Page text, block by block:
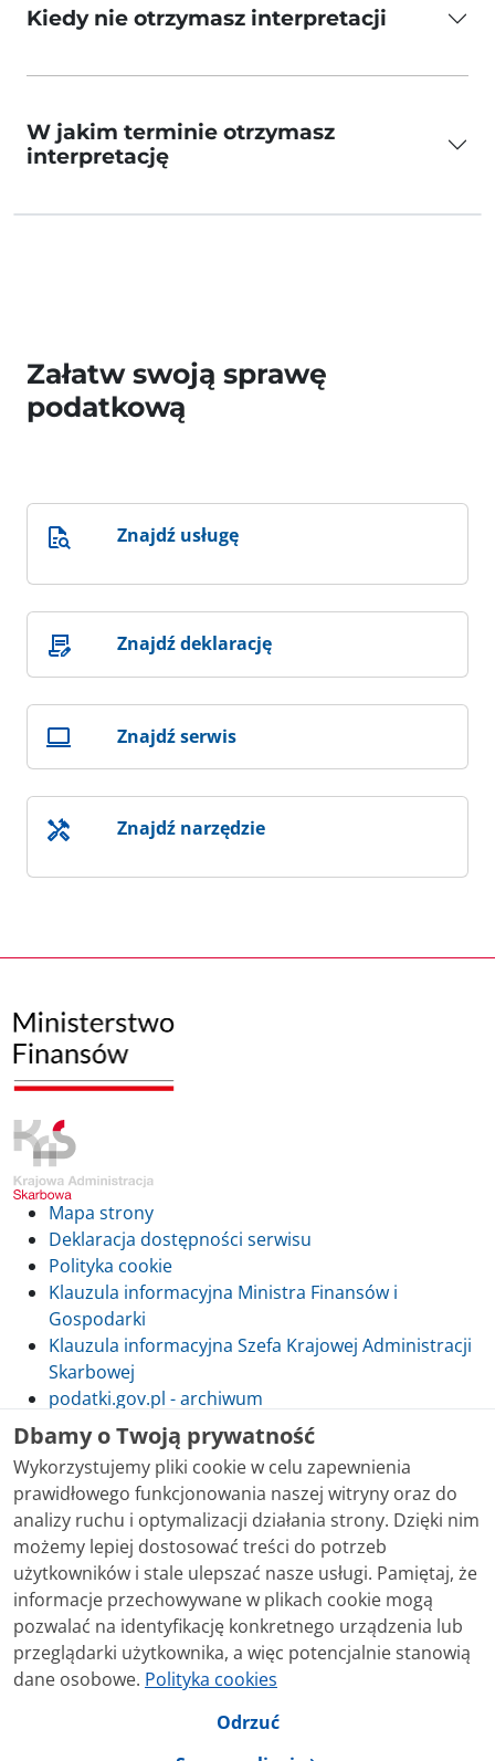
Kiedy nie otrzymasz interpretacji
W jakim terminie otrzymasz
interpretację
Załatw swoją sprawę
podatkową
Znajdź usługę
Znajdź deklarację
Znajdź serwis
Znajdź narzędzie
Mapa strony
Deklaracja dostępności serwisu
Polityka cookie
Klauzula informacyjna Ministra Finansów i
Gospodarki
Klauzula informacyjna Szefa Krajowej Administracji
Skarbowej
podatki.gov.pl - archiwum
Skontaktuj się z nami
Treści zamieszczone w serwisie udostępniamy
bezpłatnie. Korzystanie z treści opublikowanych w
serwisie podatki.gov.pl, niezależnie od celu i sposobu
korzystania, nie wymaga zgody Ministerstwa Finansów.
Treści znaczone w serwisie jako treści będące
przedmiotem praw autorskich, o ile nie jest to
stwierdzone inaczej, są udostępniane na licencji
Dbamy o Twoją prywatność
Wykorzystujemy pliki cookie w celu zapewnienia
prawidłowego funkcjonowania naszej witryny oraz do
analizy ruchu i optymalizacji działania strony. Dzięki nim
możemy lepiej dostosować treści do potrzeb
użytkowników i stale ulepszać nasze usługi. Pamiętaj, że
informacje przechowywane w plikach cookie mogą
pozwalać na identyfikację konkretnego urządzenia lub
przeglądarki użytkownika, a więc potencjalnie stanowią
dane osobowe. Polityka cookies
Odrzuć